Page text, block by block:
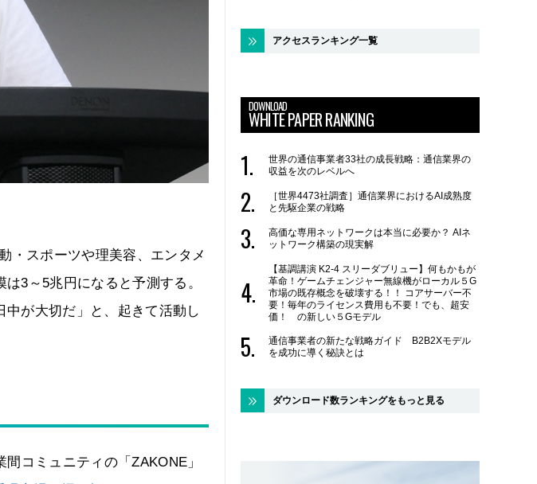
・スポーツや理美容、エンタメ
3～5兆円になると予測する。
中が大切だ」と、起きて活動し
コミュニティの「ZAKONE」
アクセスランキング一覧
DOWNLOAD
WHITE PAPER RANKING
世界の通信事業者33社の成長戦略：通信業界の
収益を次のレベルへ
［世界4473社調査］通信業界におけるAI成熟度
と先駆企業の戦略
高価な専用ネットワークは本当に必要か？ AIネ
ットワーク構築の現実解
【基調講演 K2-4 スリーダブリュー】何もかもが
革命！ゲームチェンジャー無線機がローカル５G
市場の既存概念を破壊する！！ コアサーバー不
要！毎年のライセンス費用も不要！でも、超安
価！ の新しい５Gモデル
通信事業者の新たな戦略ガイド B2B2Xモデル
を成功に導く秘訣とは
ダウンロード数ランキングをもっと見る